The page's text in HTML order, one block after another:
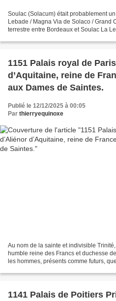
Soulac (Solacum) était probablement
Lebade / Magna Via de Solaco / Grand
terrestre entre Bordeaux et Soulac La
1151 Palais royal de
d’Aquitaine, reine de
aux Dames de Saintes.
Publié le 12/12/2025 à 00:05
Par thierryequinoxe
Au nom de la sainte et indivisible
humble reine des Francs et duchesse
les hommes, présents comme futurs,
1141 Palais de Poitiers